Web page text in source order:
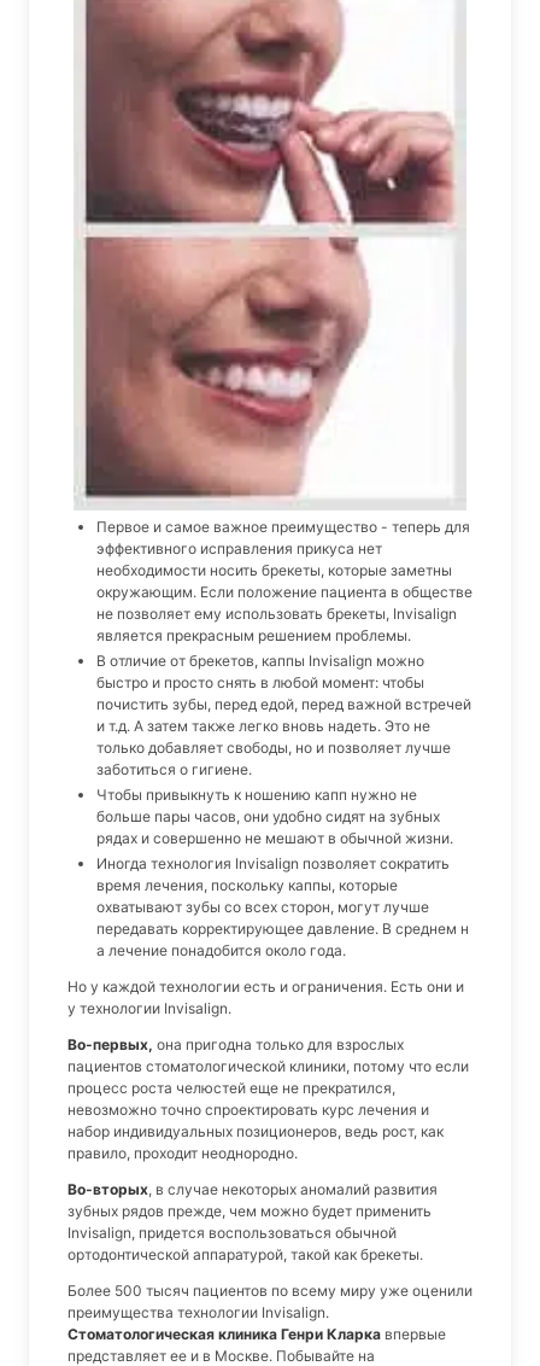
Первое и самое важное преимущество - теперь для
эффективного исправления прикуса нет
необходимости носить брекеты, которые заметны
окружающим. Если положение пациента в обществе
не позволяет ему использовать брекеты, Invisalign
является прекрасным решением проблемы.
В отличие от брекетов, каппы Invisalign можно
быстро и просто снять в любой момент: чтобы
почистить зубы, перед едой, перед важной встречей
и т.д. А затем также легко вновь надеть. Это не
только добавляет свободы, но и позволяет лучше
заботиться о гигиене.
Чтобы привыкнуть к ношению капп нужно не
больше пары часов, они удобно сидят на зубных
рядах и совершенно не мешают в обычной жизни.
Иногда технология Invisalign позволяет сократить
время лечения, поскольку каппы, которые
охватывают зубы со всех сторон, могут лучше
передавать корректирующее давление. В среднем н
а лечение понадобится около года.
Но у каждой технологии есть и ограничения. Есть они и
у технологии Invisalign.
Во-первых, она пригодна только для взрослых
пациентов стоматологической клиники, потому что если
процесс роста челюстей еще не прекратился,
невозможно точно спроектировать курс лечения и
набор индивидуальных позиционеров, ведь рост, как
правило, проходит неоднородно.
Во-вторых , в случае некоторых аномалий развития
зубных рядов прежде, чем можно будет применить
Invisalign, придется воспользоваться обычной
ортодонтической аппаратурой, такой как брекеты.
Более 500 тысяч пациентов по всему миру уже оценили
преимущества технологии Invisalign.
Стоматологическая клиника Генри Кларка впервые
представляет ее и в Москве. Побывайте на